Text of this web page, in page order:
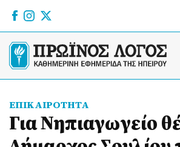
ΕΠΙΚΑΙΡΟΤΗΤΑ
Για Νηπιαγωγείο